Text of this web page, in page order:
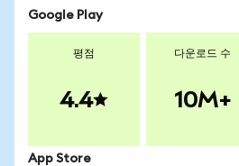
Google Play
평점
4.4
다운로드 수
10M+
App Store